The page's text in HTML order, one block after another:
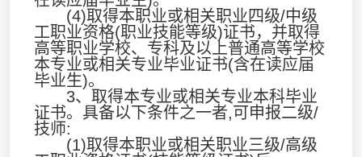
(4)取得本职业或相关职业四级/中级
工职业资格(职业技能等级)证书，并取得
高等职业学校、专科及以上普通高等学校
本专业或相关专业毕业证书(含在读应届
毕业生)。
3、取得本专业或相关专业本科毕业
证书。具备以下条件之一者,可申报二级/
技师:
(1)取得本职业或相关职业三级/高级